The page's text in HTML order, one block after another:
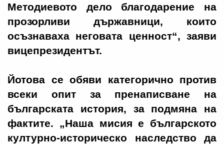
Методиевото дело благодарение на
прозорливи държавници, които
осъзнаваха неговата ценност“, заяви
вицепрезидентът.
Йотова се обяви категорично против
всеки опит за пренаписване на
българската история, за подмяна на
фактите. „Наша мисия е българското
културно-историческо наследство да